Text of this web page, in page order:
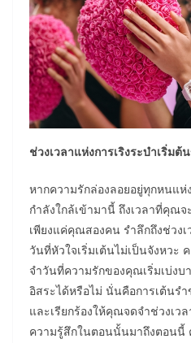
ช่วงเวลาแห่งการเริงระบำเริ่มต้
หากความรักล่องลอยอยู่ทุกหนแ
กำลังใกล้เข้ามานี้ ถึงเวลาที่คุณ
เพียงแค่คุณสองคน รำลึกถึงช่วง
วันที่หัวใจเริ่มเต้นไม่เป็นจังหวะ
จำวันที่ความรักของคุณเริ่มเบ่ง
อิสระได้หรือไม่ นั่นคือการเต้นรำ
และเรียกร้องให้คุณจดจำช่วงเว
ความรู้สึกในตอนนั้นมาถึงตอนนี้